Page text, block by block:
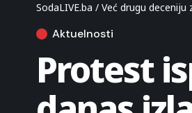
SodaLIVE.ba / Već drugu deceniju
Aktuelnosti
Protest